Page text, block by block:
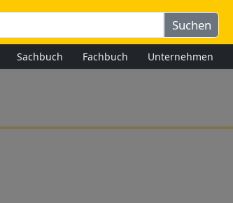
Sachbuch Fachbuch Unternehmen